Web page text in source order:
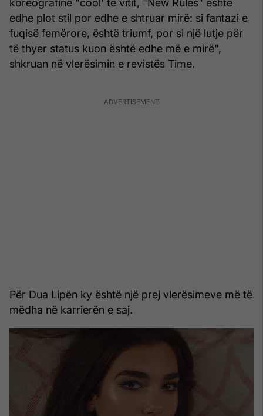
koreografinë "cool' të vitit, "New Rules" është
edhe plot stil por edhe e shtruar mirë: si fantazi e
fuqisë femërore, është triumf, por si një lutje për
të thyer status kuon është edhe më e mirë",
shkruan në vlerësimin e revistës Time.
Për Dua Lipën ky është një prej vlerësimeve më të
mëdha në karrierën e saj.